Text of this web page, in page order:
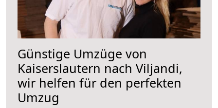
Günstige Umzüge von
Kaiserslautern nach Viljandi,
wir helfen für den perfekten
Umzug